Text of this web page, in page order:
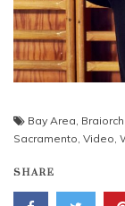
Bay Area,
Sacramento, Video,
SHARE